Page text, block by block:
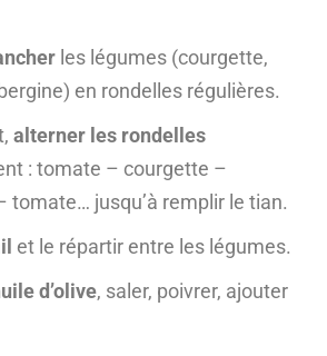
les légumes (courgette,
en rondelles régulières.
alterner les rondelles
: tomate – courgette –
tomate… jusqu’à remplir le tian.
et le répartir entre les légumes.
d’olive, saler, poivrer, ajouter